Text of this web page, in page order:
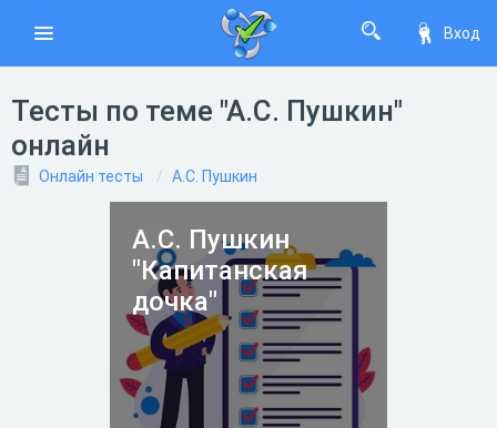
Вход
Тесты по теме "А.С. Пушкин"
онлайн
Онлайн тесты А.С. Пушкин
А.С. Пушкин
"Капитанская
дочка"